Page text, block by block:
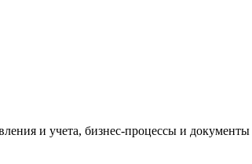
и учета, бизнес-процессы и документы